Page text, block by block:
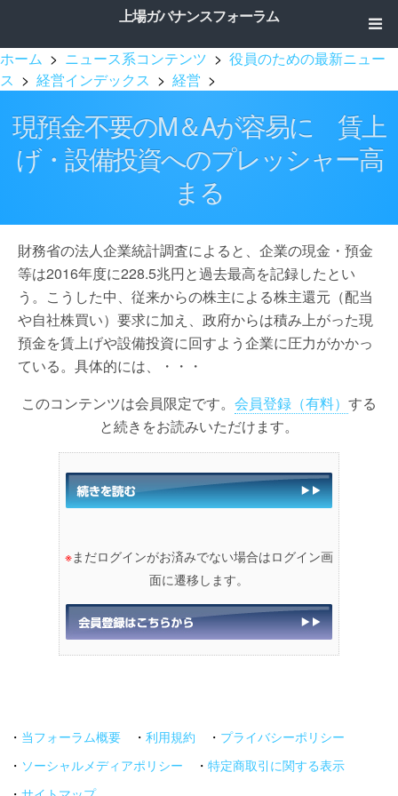
上場ガバナンスフォーラム
ホーム > ニュース系コンテンツ > 役員のための最新ニュー
ス > 経営インデックス > 経営 >
現預金不要のM＆Aが容易に 賃上
げ・設備投資へのプレッシャー高
まる
財務省の法人企業統計調査によると、企業の現金・預金
等は2016年度に228.5兆円と過去最高を記録したとい
う。こうした中、従来からの株主による株主還元（配当
や自社株買い）要求に加え、政府からは積み上がった現
預金を賃上げや設備投資に回すよう企業に圧力がかかっ
ている。具体的には、・・・
このコンテンツは会員限定です。 会員登録（有料） する
と続きをお読みいただけます。
※まだログインがお済みでない場合はログイン画
面に遷移します。
・ 当フォーラム概要 ・ 利用規約 ・ プライバシーポリシー
・ ソーシャルメディアポリシー ・ 特定商取引に関する表示